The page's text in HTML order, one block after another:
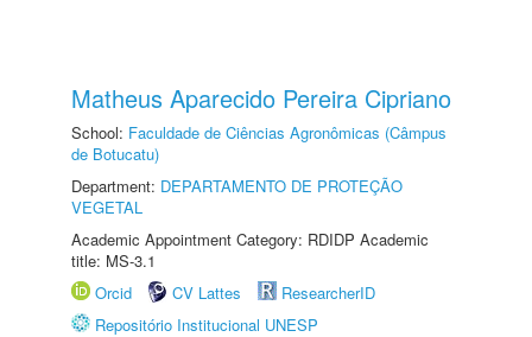
Matheus Aparecido Pereira Cipriano
School: Faculdade de Ciências Agronômicas (Câmpus
de Botucatu)
Department: DEPARTAMENTO DE PROTEÇÃO
VEGETAL
Academic Appointment Category: RDIDP Academic
title: MS-3.1
Orcid
CV Lattes
ResearcherID
Repositório Institucional UNESP